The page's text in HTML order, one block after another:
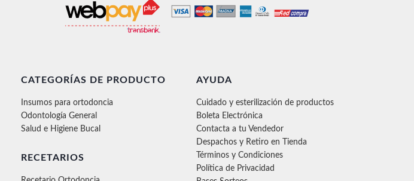
CATEGORÍAS DE PRODUCTO
Insumos para ortodoncia
Odontología General
Salud e Higiene Bucal
RECETARIOS
AYUDA
Cuidado y esterilización de productos
Boleta Electrónica
Contacta a tu Vendedor
Despachos y Retiro en Tienda
Términos y Condiciones
Política de Privacidad